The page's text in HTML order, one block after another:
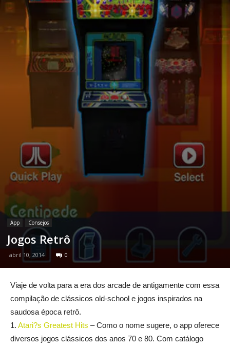
App Consejos
Jogos Retrô
abril 10, 2014 0
Viaje de volta para a era dos arcade de antigamente com essa
compilação de clássicos old-school e jogos inspirados na
saudosa época retrô.
1. Atari?s Greatest Hits – Como o nome sugere, o app oferece
diversos jogos clássicos dos anos 70 e 80. Com catálogo